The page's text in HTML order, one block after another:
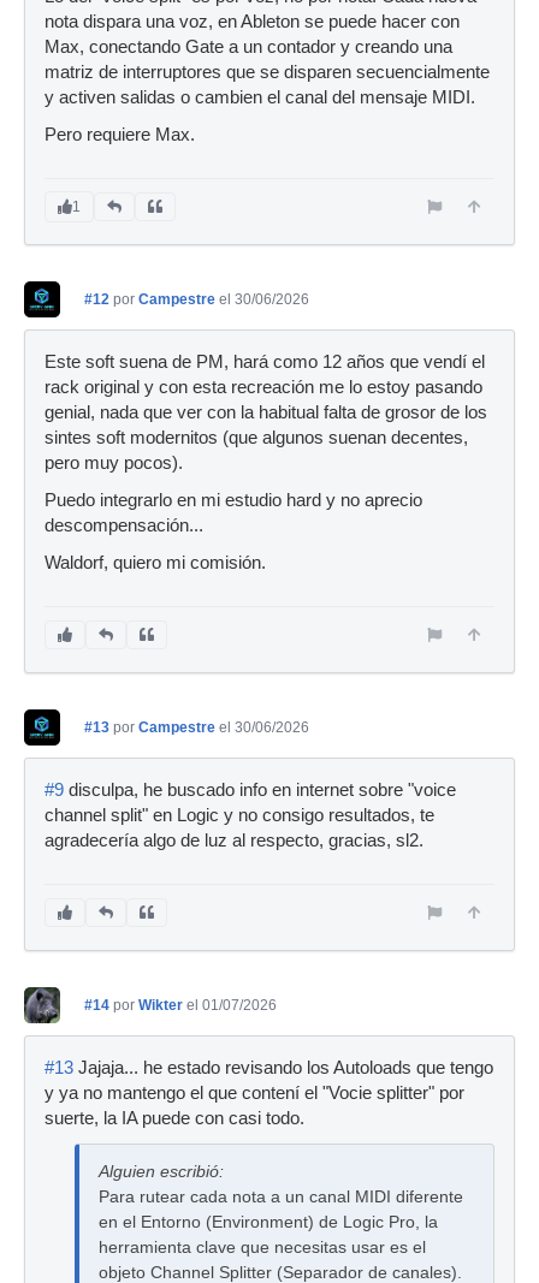
nota dispara una voz, en Ableton se puede hacer con
Max, conectando Gate a un contador y creando una
matriz de interruptores que se disparen secuencialmente
y activen salidas o cambien el canal del mensaje MIDI.
Pero requiere Max.
1
#12 por Campestre el 30/06/2026
Este soft suena de PM, hará como 12 años que vendí el
rack original y con esta recreación me lo estoy pasando
genial, nada que ver con la habitual falta de grosor de los
sintes soft modernitos (que algunos suenan decentes,
pero muy pocos).
Puedo integrarlo en mi estudio hard y no aprecio
descompensación...
Waldorf, quiero mi comisión.
#13 por Campestre el 30/06/2026
#9 disculpa, he buscado info en internet sobre "voice
channel split" en Logic y no consigo resultados, te
agradecería algo de luz al respecto, gracias, sl2.
#14 por Wikter el 01/07/2026
#13 Jajaja... he estado revisando los Autoloads que tengo
y ya no mantengo el que contení el "Vocie splitter" por
suerte, la IA puede con casi todo.
Alguien escribió:
Para rutear cada nota a un canal MIDI diferente
en el Entorno (Environment) de Logic Pro, la
herramienta clave que necesitas usar es el
objeto Channel Splitter (Separador de canales).